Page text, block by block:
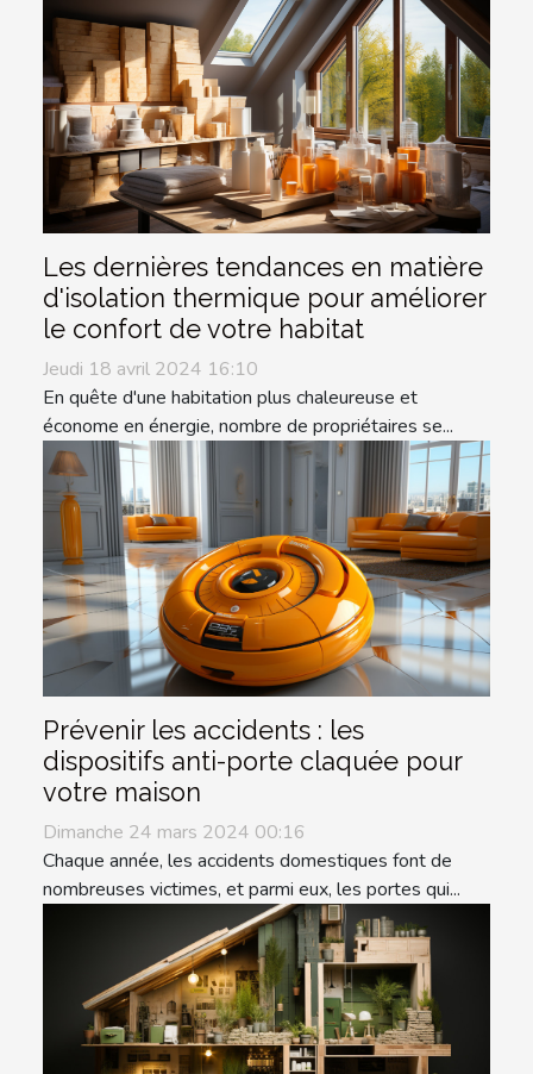
Les dernières tendances en matière
d'isolation thermique pour améliorer
le confort de votre habitat
Jeudi 18 avril 2024 16:10
En quête d'une habitation plus chaleureuse et
économe en énergie, nombre de propriétaires se...
Prévenir les accidents : les
dispositifs anti-porte claquée pour
votre maison
Dimanche 24 mars 2024 00:16
Chaque année, les accidents domestiques font de
nombreuses victimes, et parmi eux, les portes qui...